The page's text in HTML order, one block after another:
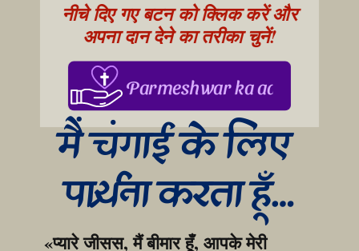
नीचे दिए गए बटन को क्लिक करें और
अपना दान देने का तरीका चुनें!
Parmeshwar ka aabhar,
मैं चंगाई के लिए
प्रार्थना करता हूँ…
«प्यारे जीसस, मैं बीमार हूँ, आपके मेरी